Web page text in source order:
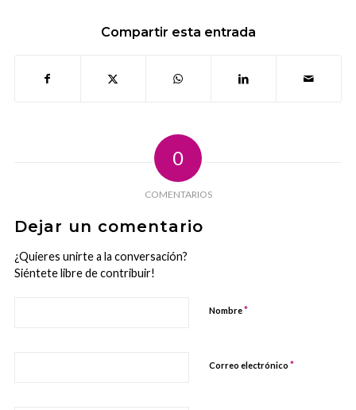
Compartir esta entrada
0
COMENTARIOS
Dejar un comentario
¿Quieres unirte a la conversación?
Siéntete libre de contribuir!
Nombre*
Correo electrónico *